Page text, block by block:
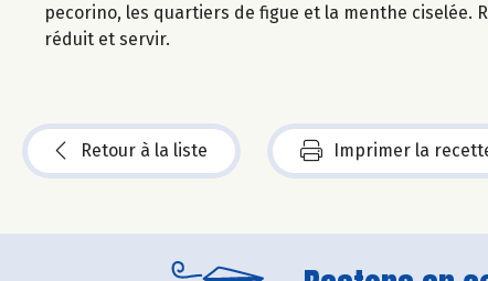
pecorino, les quartiers de figue et la menthe
réduit et servir.
Retour à la liste Imprimer la